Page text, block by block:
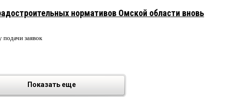
нормативов Омской области вновь
подачи заявок
Показать еще